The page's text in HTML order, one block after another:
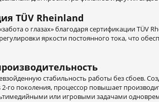
TÜV Rheinland
о глазах» благодаря сертификации TÜV
яркости постоянного тока, что
стабильность работы без сбоев.
го поколения, процессор повышает
или игровыми задачами